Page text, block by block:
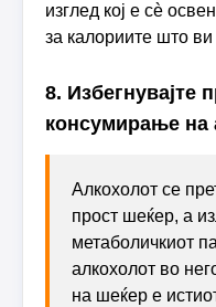
изглед кој е сè
за калориите што ви
8. Избегнувајте
консумирање на
Алкохолот се
прост шеќер, а
метаболичкиот
алкохолот во
на шеќер е